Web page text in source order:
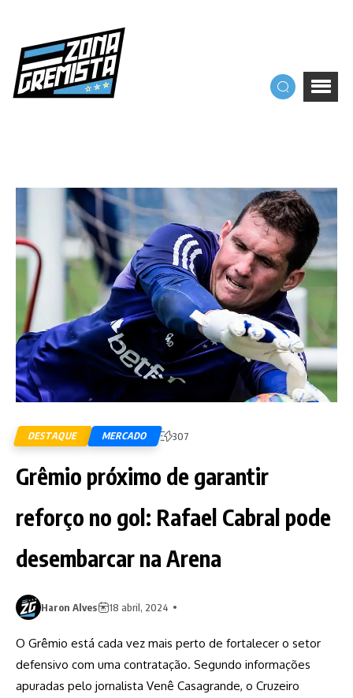
DESTAQUE MERCADO 307
Grêmio próximo de garantir
reforço no gol: Rafael Cabral pode
desembarcar na Arena
Haron Alves 18 abril, 2024
O Grêmio está cada vez mais perto de fortalecer o setor
defensivo com uma contratação. Segundo informações
apuradas pelo jornalista Venê Casagrande, o Cruzeiro